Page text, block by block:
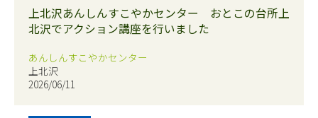
上北沢あんしんすこやかセンター おとこの台所上
北沢でアクション講座を行いました
あんしんすこやかセンター
上北沢
2026/06/11